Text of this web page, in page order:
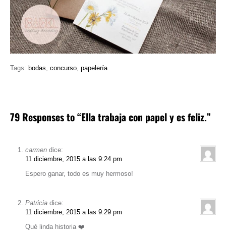
Tags: bodas, concurso, papelería
79 Responses to “Ella trabaja con papel y es feliz.”
carmen dice:
11 diciembre, 2015 a las 9:24 pm
Espero ganar, todo es muy hermoso!
Patricia dice:
11 diciembre, 2015 a las 9:29 pm
Qué linda historia ❤️